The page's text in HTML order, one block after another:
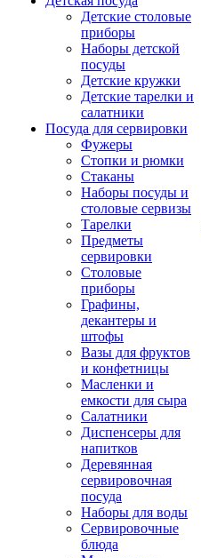
Детские столовые
приборы
Наборы детской
посуды
Детские кружки
Детские тарелки и
салатники
Посуда для сервировки
Фужеры
Стопки и рюмки
Стаканы
Наборы посуды и
столовые сервизы
Тарелки
Предметы
сервировки
Столовые
приборы
Графины,
декантеры и
штофы
Вазы для фруктов
и конфетницы
Масленки и
емкости для сыра
Салатники
Диспенсеры для
напитков
Деревянная
сервировочная
посуда
Наборы для воды
Сервировочные
блюда